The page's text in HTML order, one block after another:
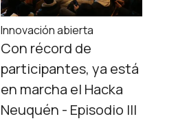
Innovación abierta
Con récord de
participantes, ya está
en marcha el Hacka
Neuquén - Episodio III